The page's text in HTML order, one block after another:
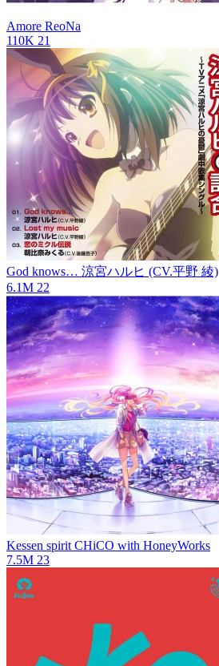
Amore ReoNa
110K 21
God knows… 涼宮ハルヒ (CV.平野 綾)
6.1M 22
Kessen spirit CHiCO with HoneyWorks
7.5M 23